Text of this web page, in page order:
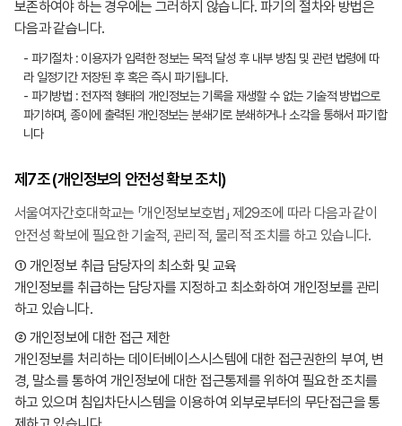
보존하여야 하는 경우에는 그러하지 않습니다. 파기의 절차와 방법은
다음과 같습니다.
- 파기절차 : 이용자가 입력한 정보는 목적 달성 후 내부 방침 및 관련 법령에 따
라 일정기간 저장된 후 혹은 즉시 파기됩니다.
- 파기방법 : 전자적 형태의 개인정보는 기록을 재생할 수 없는 기술적 방법으로
파기하며, 종이에 출력된 개인정보는 분쇄기로 분쇄하거나 소각을 통해서 파기합
니다
제7조 (개인정보의 안전성 확보 조치)
서울여자간호대학교는 「개인정보보호법」 제29조에 따라 다음과 같이
안전성 확보에 필요한 기술적, 관리적, 물리적 조치를 하고 있습니다.
① 개인정보 취급 담당자의 최소화 및 교육
개인정보를 취급하는 담당자를 지정하고 최소화하여 개인정보를 관리
하고 있습니다.
② 개인정보에 대한 접근 제한
개인정보를 처리하는 데이터베이스시스템에 대한 접근권한의 부여, 변
경, 말소를 통하여 개인정보에 대한 접근통제를 위하여 필요한 조치를
하고 있으며 침입차단시스템을 이용하여 외부로부터의 무단접근을 통